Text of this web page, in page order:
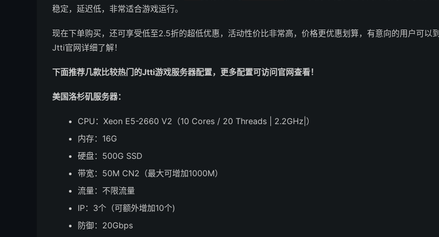
稳定，延迟低，非常适合游戏运行。
现在下单购买，还可享受低至2.5折的超低优惠，活动性价比非常高，价格更优惠划算，有意向的用户可以到
Jtti官网详细了解！
下面推荐几款比较热门的Jtti游戏服务器配置，更多配置可访问官网查看！
美国洛杉矶服务器：
CPU：Xeon E5-2660 V2（10 Cores / 20 Threads | 2.2GHz|）
内存：16G
硬盘：500G SSD
带宽：50M CN2（最大可增加1000M）
流量：不限流量
IP：3个（可额外增加10个)
防御：20Gbps